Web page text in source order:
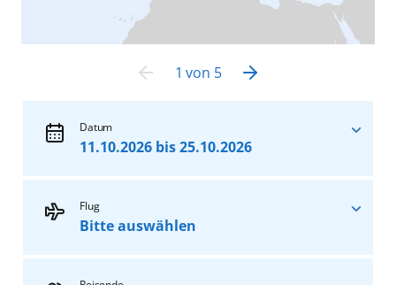
1 von 5
11.10.2026 bis 25.10.2026
Datum
11.10.2026
Bitte auswählen
Flug
Ohne Flug